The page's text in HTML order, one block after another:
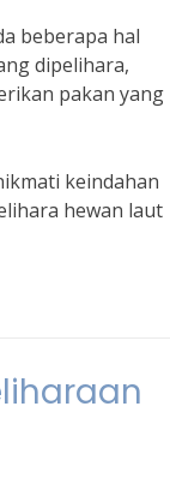
beberapa hal
dipelihara,
pakan yang
keindahan
hewan laut